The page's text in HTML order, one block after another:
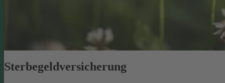
Sterbegeld­versicherung